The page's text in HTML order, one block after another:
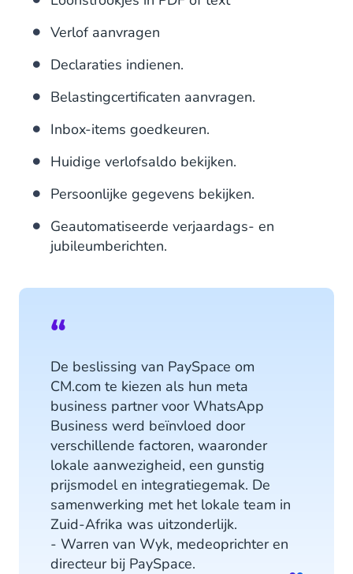
Verlof aanvragen
Declaraties indienen.
Belastingcertificaten aanvragen.
Inbox-items goedkeuren.
Huidige verlofsaldo bekijken.
Persoonlijke gegevens bekijken.
Geautomatiseerde verjaardags- en
jubileumberichten.
De beslissing van PaySpace om
CM.com te kiezen als hun meta
business partner voor WhatsApp
Business werd beïnvloed door
verschillende factoren, waaronder
lokale aanwezigheid, een gunstig
prijsmodel en integratiegemak. De
samenwerking met het lokale team in
Zuid-Afrika was uitzonderlijk.
- Warren van Wyk, medeoprichter en
directeur bij PaySpace.